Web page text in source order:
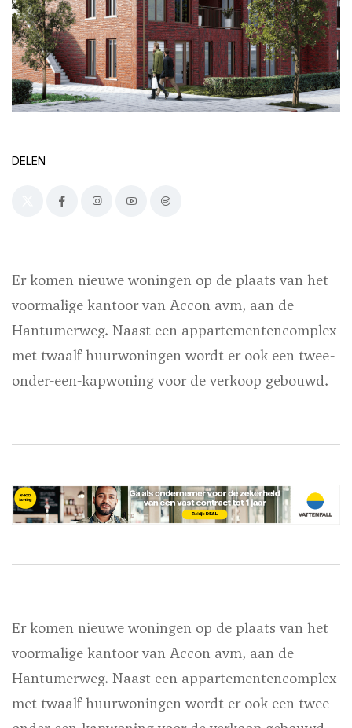
DELEN
Er komen nieuwe woningen op de plaats van het
voormalige kantoor van Accon avm, aan de
Hantumerweg. Naast een appartementencomplex
met twaalf huurwoningen wordt er ook een twee-
onder-een-kapwoning voor de verkoop gebouwd.
Er komen nieuwe woningen op de plaats van het
voormalige kantoor van Accon avm, aan de
Hantumerweg. Naast een appartementencomplex
met twaalf huurwoningen wordt er ook een twee-